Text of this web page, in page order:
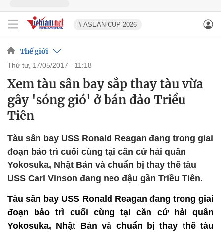
# ASEAN CUP 2026
Thế giới
thứ tư, 17/05/2017 - 11:18
Xem tàu sân bay sắp thay tàu vừa
gây 'sóng gió' ở bán đảo Triều
Tiên
Tàu sân bay USS Ronald Reagan đang trong giai
đoạn bảo trì cuối cùng tại căn cứ hải quân
Yokosuka, Nhật Bản và chuẩn bị thay thế tàu
USS Carl Vinson đang neo đậu gần Triều Tiên.
Tàu sân bay USS Ronald Reagan đang trong giai
đoạn bảo trì cuối cùng tại căn cứ hải quân
Yokosuka, Nhật Bản và chuẩn bị thay thế tàu